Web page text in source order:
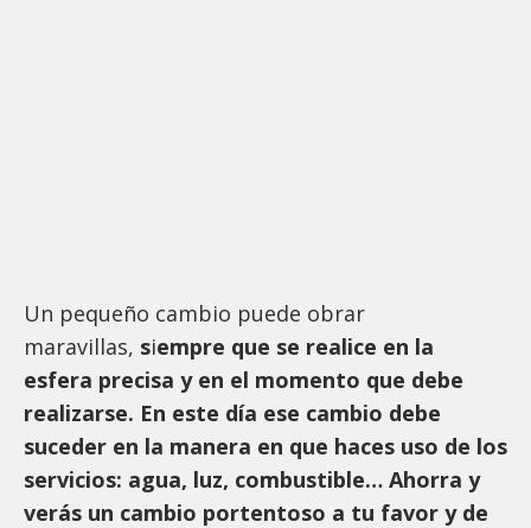
Un pequeño cambio puede obrar
maravillas, siempre que se realice en la
esfera precisa y en el momento que debe
realizarse. En este día ese cambio debe
suceder en la manera en que haces uso de los
servicios: agua, luz, combustible… Ahorra y
verás un cambio portentoso a tu favor y de